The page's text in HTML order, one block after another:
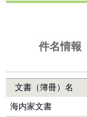
件名情報
文書（簿冊）名
海内家文書